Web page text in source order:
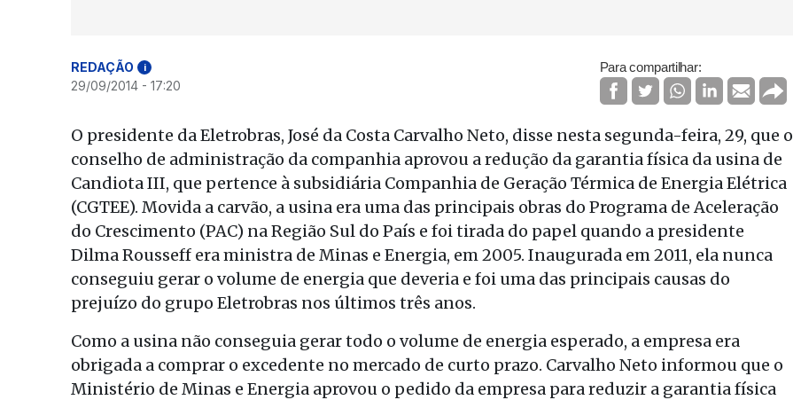
REDAÇÃO i
29/09/2014 - 17:20
Para compartilhar:
O presidente da Eletrobras, José da Costa Carvalho Neto, disse nesta segunda-feira, 29, que o
conselho de administração da companhia aprovou a redução da garantia física da usina de
Candiota III, que pertence à subsidiária Companhia de Geração Térmica de Energia Elétrica
(CGTEE). Movida a carvão, a usina era uma das principais obras do Programa de Aceleração
do Crescimento (PAC) na Região Sul do País e foi tirada do papel quando a presidente
Dilma Rousseff era ministra de Minas e Energia, em 2005. Inaugurada em 2011, ela nunca
conseguiu gerar o volume de energia que deveria e foi uma das principais causas do
prejuízo do grupo Eletrobras nos últimos três anos.
Como a usina não conseguia gerar todo o volume de energia esperado, a empresa era
obrigada a comprar o excedente no mercado de curto prazo. Carvalho Neto informou que o
Ministério de Minas e Energia aprovou o pedido da empresa para reduzir a garantia física